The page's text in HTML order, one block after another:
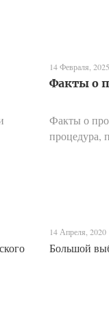
14 Февраля, 2025
Факты о
Факты о
процедура,
14 Апреля, 2020
Большой